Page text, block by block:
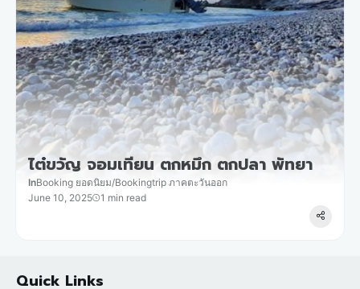
ไต๋ขวัญ จอมเทียน ตกหมึก ตกปลา พัทยา
InBooking ยอดนิยม/Bookingtrip ภาคตะวันออก
June 10, 2025
1 min read
Quick Links